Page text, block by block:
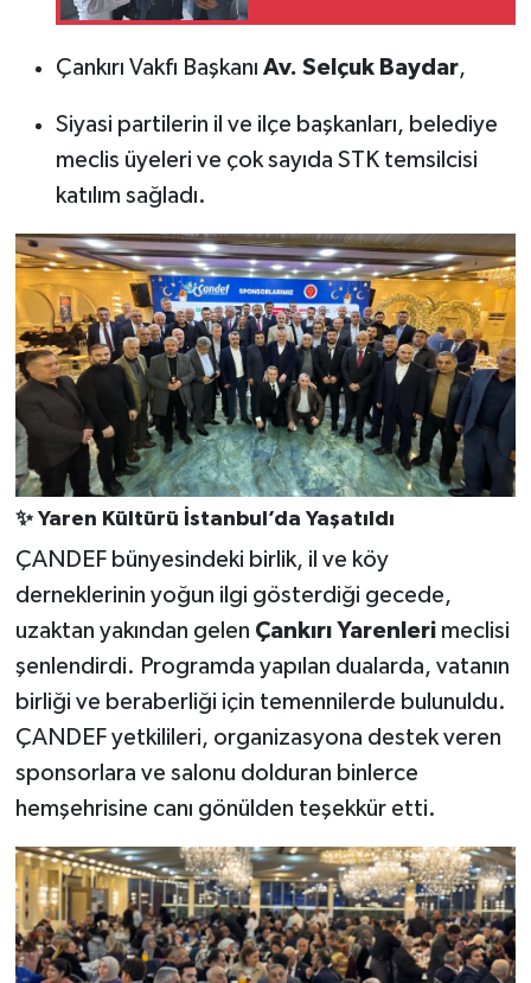
İLE ANLAMLI
BULUŞMA
Çankırı Vakfı Başkanı Av. Selçuk Baydar,
Siyasi partilerin il ve ilçe başkanları, belediye
meclis üyeleri ve çok sayıda STK temsilcisi
katılım sağladı.
✨ Yaren Kültürü İstanbul’da Yaşatıldı
ÇANDEF bünyesindeki birlik, il ve köy
derneklerinin yoğun ilgi gösterdiği gecede,
uzaktan yakından gelen Çankırı Yarenlerimeclisi
şenlendirdi. Programda yapılan dualarda, vatanın
birliği ve beraberliği için temennilerde bulunuldu.
ÇANDEF yetkilileri, organizasyona destek veren
sponsorlara ve salonu dolduran binlerce
hemşehrisine canı gönülden teşekkür etti.